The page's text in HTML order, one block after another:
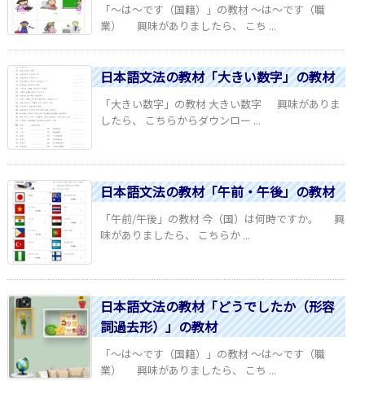
「～は～です（国籍）」の教材 ～は～です（職
業） 興味がありましたら、 こち ...
日本語文法の教材「大きい数字」の教材
「大きい数字」の教材 大きい数字 興味がありま
したら、 こちらからダウンロー ...
日本語文法の教材「午前・午後」の教材
「午前/午後」の教材 今（国）は何時ですか。 興
味がありましたら、 こちらか ...
日本語文法の教材「どうでしたか（形容
詞過去形）」の教材
「～は～です（国籍）」の教材 ～は～です（職
業） 興味がありましたら、 こち ...